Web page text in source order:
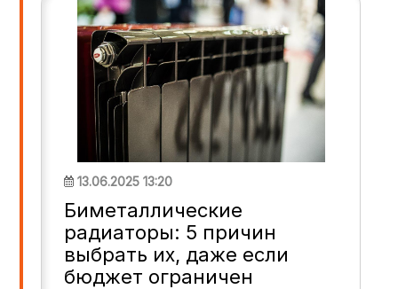
13.06.2025 13:20
Биметаллические
радиаторы: 5 причин
выбрать их, даже если
бюджет ограничен